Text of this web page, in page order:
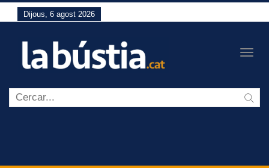
Dijous, 6 agost 2026